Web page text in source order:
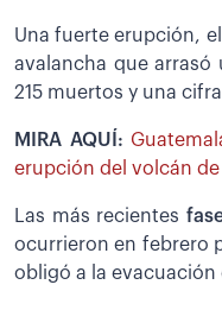
Una fuerte erupción,
avalancha que
215 muertos y una
MIRA AQUÍ:
erupción del volcán de
Las más recientes
ocurrieron en febrero
obligó a la